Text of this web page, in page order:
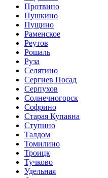
Протвино
Пушкино
Пущино
Раменское
Реутов
Рошаль
Руза
Селятино
Сергиев Посад
Серпухов
Солнечногорск
Софрино
Старая Купавна
Ступино
Талдом
Томилино
Троицк
Тучково
Удельная